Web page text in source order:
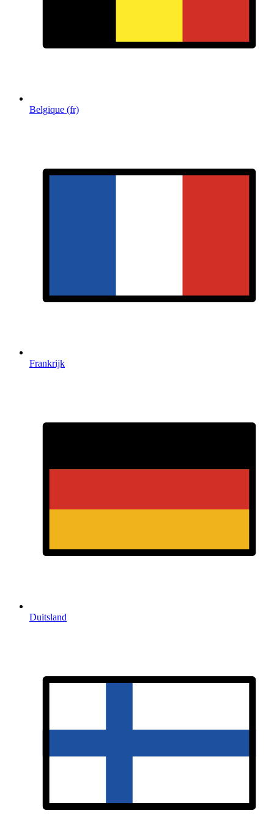
Belgique (fr)
Frankrijk
Duitsland